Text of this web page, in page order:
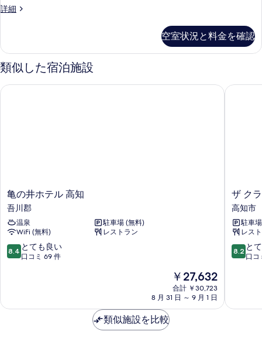
示
ム
煙
の
す
べ
示
す
る
詳細
ツ
ー
ム
禁
の
空室状況と料金を確認
類似した宿泊施設
亀
の
井
ホ
テ
ル
高
亀の井ホテル 高知
吾川郡
温泉
駐車場 (無料)
WiFi (無料)
レストラン
10
段
て
8.4 とても良い
口コミ 69 件
現
在
の
￥27,632
合計 ￥30,723
8 月 31 日 ～ 9 月 1 日
亀の井ホテル 高知
ザ
ク
ラ
ウ
ン
パ
レ
知
ザ ク
高知市
駐車
レス
10
段
て
8.2 と
口コ
ザ クラ
類似施設を比較